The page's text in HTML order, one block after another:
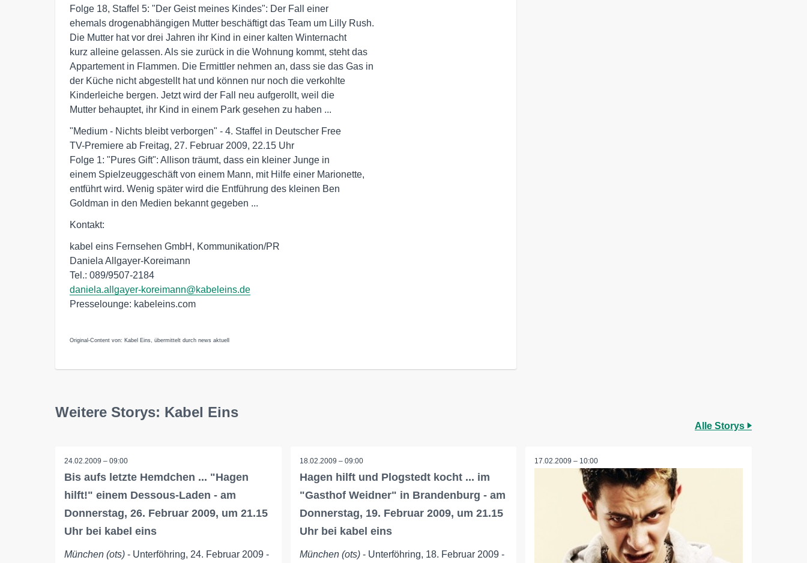
Folge 18, Staffel 5: "Der Geist meines Kindes": Der Fall einer
ehemals drogenabhängigen Mutter beschäftigt das Team um Lilly Rush.
Die Mutter hat vor drei Jahren ihr Kind in einer kalten Winternacht
kurz alleine gelassen. Als sie zurück in die Wohnung kommt, steht das
Appartement in Flammen. Die Ermittler nehmen an, dass sie das Gas in
der Küche nicht abgestellt hat und können nur noch die verkohlte
Kinderleiche bergen. Jetzt wird der Fall neu aufgerollt, weil die
Mutter behauptet, ihr Kind in einem Park gesehen zu haben ...
"Medium - Nichts bleibt verborgen" - 4. Staffel in Deutscher Free
TV-Premiere ab Freitag, 27. Februar 2009, 22.15 Uhr
Folge 1: "Pures Gift": Allison träumt, dass ein kleiner Junge in
einem Spielzeuggeschäft von einem Mann, mit Hilfe einer Marionette,
entführt wird. Wenig später wird die Entführung des kleinen Ben
Goldman in den Medien bekannt gegeben ...
Kontakt:
kabel eins Fernsehen GmbH, Kommunikation/PR
Daniela Allgayer-Koreimann
Tel.: 089/9507-2184
daniela.allgayer-koreimann@kabeleins.de
Presselounge: kabeleins.com
Original-Content von: Kabel Eins, übermittelt durch news aktuell
Weitere Storys: Kabel Eins
Alle Storys
24.02.2009 – 09:00
Bis aufs letzte Hemdchen ... "Hagen
hilft!" einem Dessous-Laden - am
Donnerstag, 26. Februar 2009, um 21.15
Uhr bei kabel eins
München (ots) - Unterföhring, 24. Februar 2009 -
18.02.2009 – 09:00
Hagen hilft und Plogstedt kocht ... im
"Gasthof Weidner" in Brandenburg - am
Donnerstag, 19. Februar 2009, um 21.15
Uhr bei kabel eins
München (ots)- Unterföhring, 18. Februar 2009 -
17.02.2009 – 10:00